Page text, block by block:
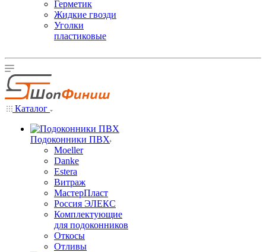
Герметик
Жидкие гвозди
Уголки
пластиковые
Каталог
Подоконники ПВХ
Moeller
Danke
Estera
Витраж
МастерПласт
Россия ЭЛЕКС
Комплектующие
для подоконников
Откосы
Отливы